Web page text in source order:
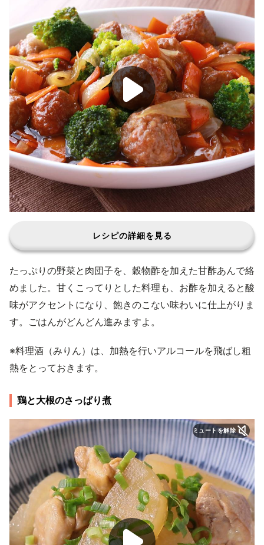
レシピの詳細を見る
たっぷりの野菜と肉団子を、穀物酢を加えた甘酢あんで絡
めました。甘くこってりとした料理も、お酢を加えると酸
味がアクセントになり、飽きのこない味わいに仕上がりま
す。ごはんがどんどん進みますよ。
※料理酒（みりん）は、加熱を行いアルコールを飛ばし粗
熱をとっておきます。
鶏と大根のさっぱり煮
ミュートを解除